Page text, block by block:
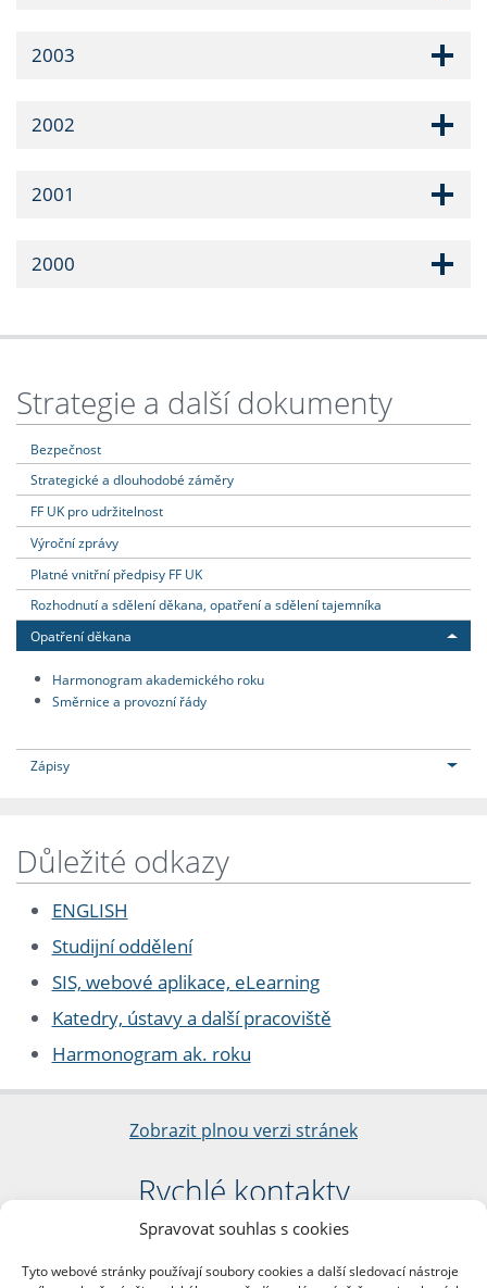
Spravovat souhlas s cookies
Tyto webové stránky používají soubory cookies a další sledovací nástroje
2003
2002
2001
2000
Strategie a další dokumenty
Bezpečnost
Strategické a dlouhodobé záměry
FF UK pro udržitelnost
Výroční zprávy
Platné vnitřní předpisy FF UK
Rozhodnutí a sdělení děkana, opatření a sdělení tajemníka
Opatření děkana
Harmonogram akademického roku
Směrnice a provozní řády
Zápisy
Důležité odkazy
ENGLISH
Studijní oddělení
SIS, webové aplikace, eLearning
Katedry, ústavy a další pracoviště
Harmonogram ak. roku
Zobrazit plnou verzi stránek
Rychlé kontakty
Filozofická fakulta
nám. Jana Palacha 1/2